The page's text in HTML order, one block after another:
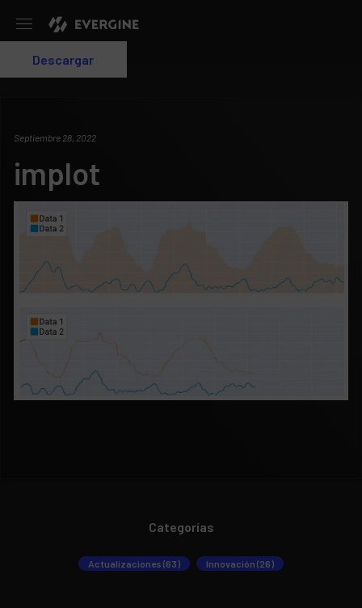
Login
Descargar
Septiembre 28, 2022
implot
Categorías
Actualizaciones (63) Innovación (26)